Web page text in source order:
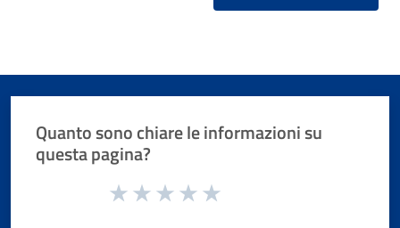
Quanto sono chiare le informazioni su
questa pagina?
Valuta da 1 a 5 stelle la pagina